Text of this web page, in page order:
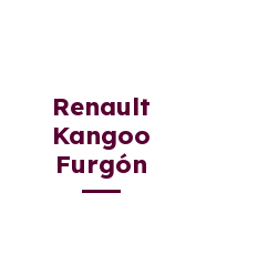
Renault
Kangoo
Furgón